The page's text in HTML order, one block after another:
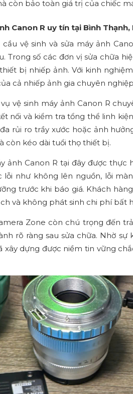
còn bảo toàn giá trị của chiếc
Canon R uy tín tại Bình Thạnh,
vệ sinh và sửa máy ảnh
Trong số các đơn vị sửa chữa
bị nhiếp ảnh. Với kinh
cả nhiếp ảnh gia chuyên
vệ sinh máy ảnh Canon R
nối và kiểm tra tổng thể linh
rủi ro trầy xước hoặc ảnh
còn kéo dài tuổi thọ thiết bị.
ảnh Canon R tại đây được
lỗi như không lên nguồn, lỗi
trước khi báo giá. Khách
và không phát sinh chi phí bất
Zone còn chú trọng đến
rõ ràng sau sửa chữa. Nhờ
xây dựng được niềm tin vững